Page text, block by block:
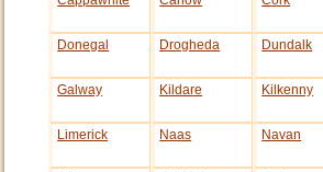
Donegal Drogheda Dundalk
Galway Kildare Kilkenny
Limerick Naas Navan